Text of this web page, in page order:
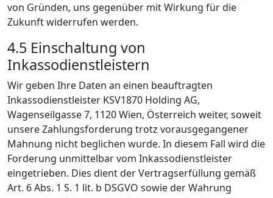
von Gründen, uns gegenüber mit Wirkung für die
Zukunft widerrufen werden.
4.5 Einschaltung von
Inkassodienstleistern
Wir geben Ihre Daten an einen beauftragten
Inkassodienstleister KS­V1870 Hol­ding AG,
Wagenseilgasse 7, 1120 Wien, Österreich weiter, soweit
unsere Zahlungsforderung trotz vorausgegangener
Mahnung nicht beglichen wurde. In diesem Fall wird die
Forderung unmittelbar vom Inkassodienstleister
eingetrieben. Dies dient der Vertragserfüllung gemäß
Art. 6 Abs. 1 S. 1 lit. b DSGVO sowie der Wahrung